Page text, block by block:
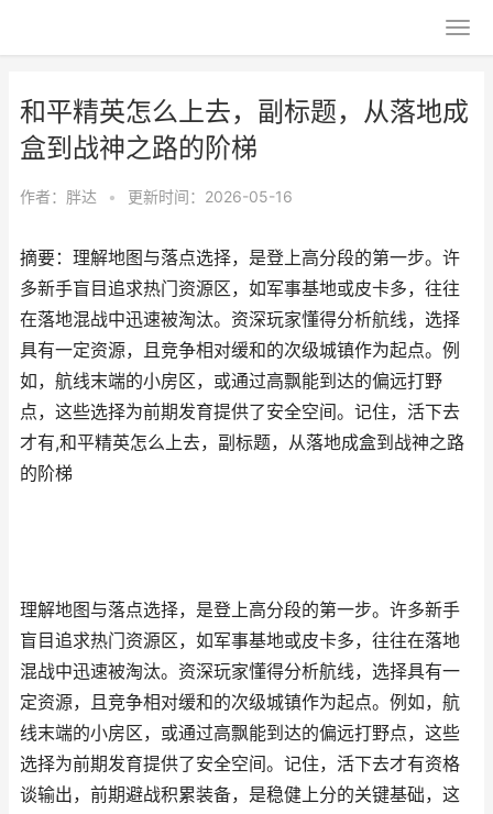
和平精英怎么上去，副标题，从落地成
盒到战神之路的阶梯
作者： 胖达 • 更新时间：2026-05-16
摘要：理解地图与落点选择，是登上高分段的第一步。许
多新手盲目追求热门资源区，如军事基地或皮卡多，往往
在落地混战中迅速被淘汰。资深玩家懂得分析航线，选择
具有一定资源，且竞争相对缓和的次级城镇作为起点。例
如，航线末端的小房区，或通过高飘能到达的偏远打野
点，这些选择为前期发育提供了安全空间。记住，活下去
才有,和平精英怎么上去，副标题，从落地成盒到战神之路
的阶梯
理解地图与落点选择，是登上高分段的第一步。许多新手
盲目追求热门资源区，如军事基地或皮卡多，往往在落地
混战中迅速被淘汰。资深玩家懂得分析航线，选择具有一
定资源，且竞争相对缓和的次级城镇作为起点。例如，航
线末端的小房区，或通过高飘能到达的偏远打野点，这些
选择为前期发育提供了安全空间。记住，活下去才有资格
谈输出，前期避战积累装备，是稳健上分的关键基础，这